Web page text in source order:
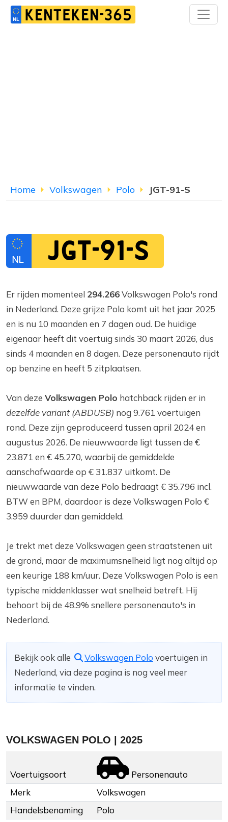
Home Volkswagen Polo JGT-91-S
JGT-91-S
Er rijden momenteel 294.266Volkswagen Polo's rond
in Nederland. Deze grijze Polo komt uit het jaar 2025
en is nu 10 maanden en 7 dagen oud. De huidige
eigenaar heeft dit voertuig sinds 30 maart 2026, dus
sinds 4 maanden en 8 dagen. Deze personenauto rijdt
op benzine en heeft 5 zitplaatsen.
Van deze Volkswagen Polo hatchback rijden er in
dezelfde variant (ABDUSB) nog 9.761 voertuigen
rond. Deze zijn geproduceerd tussen april 2024 en
augustus 2026. De nieuwwaarde ligt tussen de €
23.871 en € 45.270, waarbij de gemiddelde
aanschafwaarde op € 31.837 uitkomt. De
nieuwwaarde van deze Polo bedraagt € 35.796 incl.
BTW en BPM, daardoor is deze Volkswagen Polo €
3.959 duurder dan gemiddeld.
Je trekt met deze Volkswagen geen straatstenen uit
de grond, maar de maximumsnelheid ligt nog altijd op
een keurige 188 km/uur. Deze Volkswagen Polo is een
typische middenklasser wat snelheid betreft. Hij
behoort bij de 48.9% snellere personenauto's in
Nederland.
Bekijk ook alle Volkswagen Polo voertuigen in
Nederland, via deze pagina is nog veel meer
informatie te vinden.
VOLKSWAGEN POLO | 2025
Voertuigsoort
Personenauto
Merk
Volkswagen
Handelsbenaming
Polo